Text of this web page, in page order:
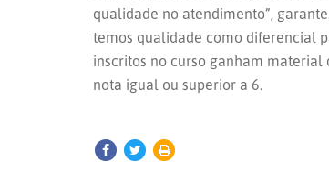
qualidade no atendimento”,
temos qualidade como diferencial
inscritos no curso ganham
nota igual ou superior a 6.